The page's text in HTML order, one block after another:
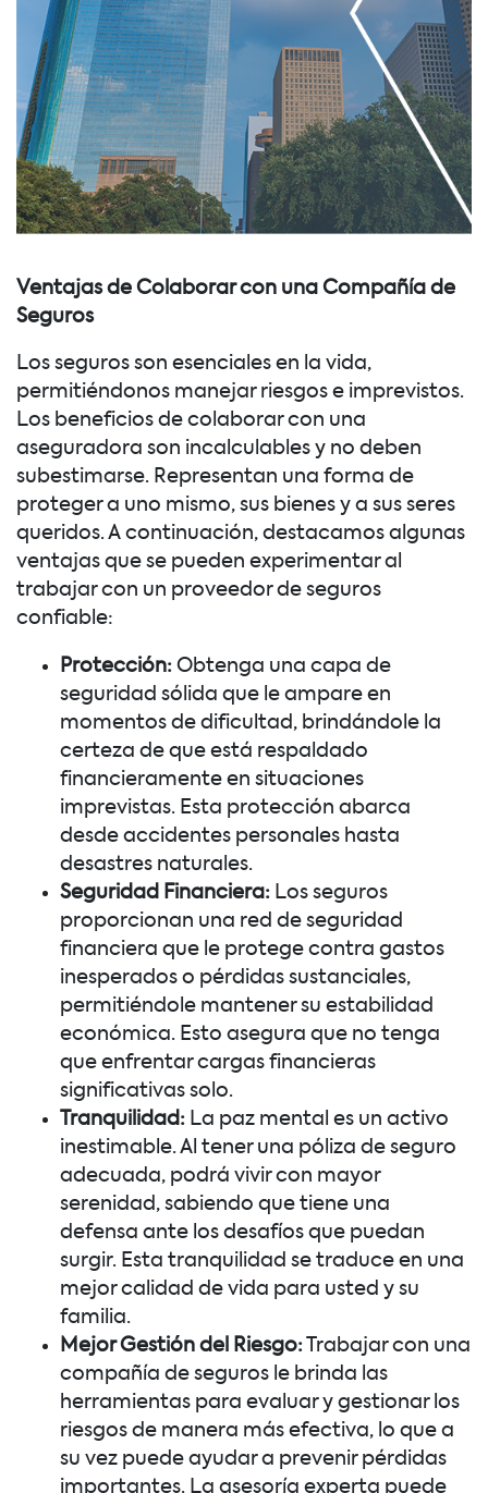
Ventajas de Colaborar con una Compañía de
Seguros
Los seguros son esenciales en la vida,
permitiéndonos manejar riesgos e imprevistos.
Los beneficios de colaborar con una
aseguradora son incalculables y no deben
subestimarse. Representan una forma de
proteger a uno mismo, sus bienes y a sus seres
queridos. A continuación, destacamos algunas
ventajas que se pueden experimentar al
trabajar con un proveedor de seguros
confiable:
Protección: Obtenga una capa de
seguridad sólida que le ampare en
momentos de dificultad, brindándole la
certeza de que está respaldado
financieramente en situaciones
imprevistas. Esta protección abarca
desde accidentes personales hasta
desastres naturales.
Seguridad Financiera: Los seguros
proporcionan una red de seguridad
financiera que le protege contra gastos
inesperados o pérdidas sustanciales,
permitiéndole mantener su estabilidad
económica. Esto asegura que no tenga
que enfrentar cargas financieras
significativas solo.
Tranquilidad: La paz mental es un activo
inestimable. Al tener una póliza de seguro
adecuada, podrá vivir con mayor
serenidad, sabiendo que tiene una
defensa ante los desafíos que puedan
surgir. Esta tranquilidad se traduce en una
mejor calidad de vida para usted y su
familia.
Mejor Gestión del Riesgo: Trabajar con una
compañía de seguros le brinda las
herramientas para evaluar y gestionar los
riesgos de manera más efectiva, lo que a
su vez puede ayudar a prevenir pérdidas
importantes. La asesoría experta puede